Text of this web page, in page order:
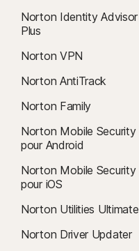
Norton Identity Advisor
Plus
Norton VPN
Norton AntiTrack
Norton Family
Norton Mobile Security
pour Android
Norton Mobile Security
pour iOS
Norton Utilities Ultimate
Norton Driver Updater